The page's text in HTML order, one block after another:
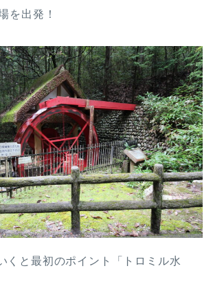
を出発！
くと最初のポイント「トロミル水